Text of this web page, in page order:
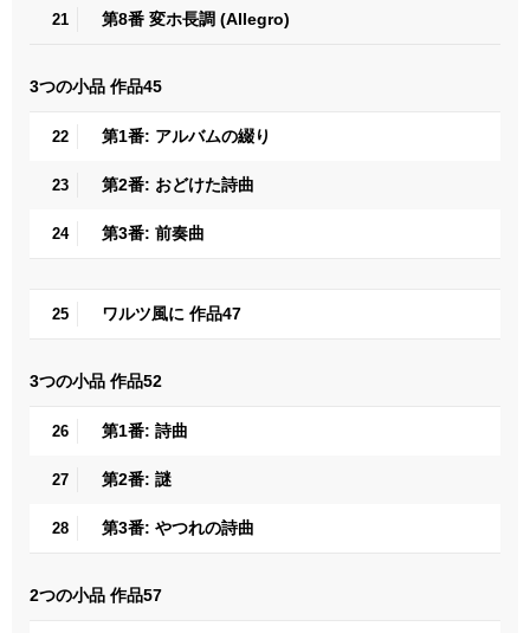
21 第8番 変ホ長調 (Allegro)
3つの小品 作品45
22 第1番: アルバムの綴り
23 第2番: おどけた詩曲
24 第3番: 前奏曲
25 ワルツ風に 作品47
3つの小品 作品52
26 第1番: 詩曲
27 第2番: 謎
28 第3番: やつれの詩曲
2つの小品 作品57